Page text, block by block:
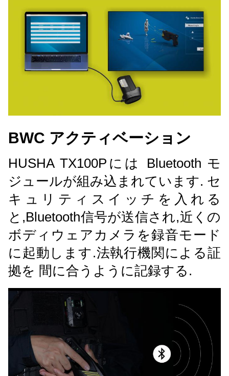
BWC アクティベーション
HUSHA TX100Pには Bluetooth モ
ジュールが組み込まれています. セ
キュリティスイッチを入れる
と,Bluetooth信号が送信され,近くの
ボディウェアカメラを録音モード
に起動します.法執行機関による証
拠を 間に合うように記録する.